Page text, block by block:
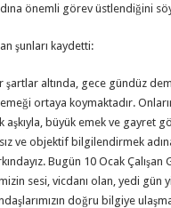
önemli görev üstlendiğini
şunları kaydetti:
şartlar altında, gece gündüz
ortaya koymaktadır.
aşkıyla, büyük emek ve gayret
ve objektif bilgilendirmek
Bugün 10 Ocak Çalışan
sesi, vicdanı olan, yedi gün
doğru bilgiye